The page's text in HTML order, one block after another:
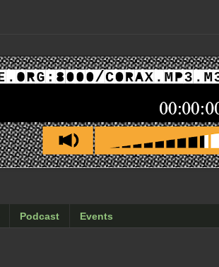
Podcast Events